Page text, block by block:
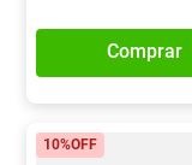
Comprar
10%OFF